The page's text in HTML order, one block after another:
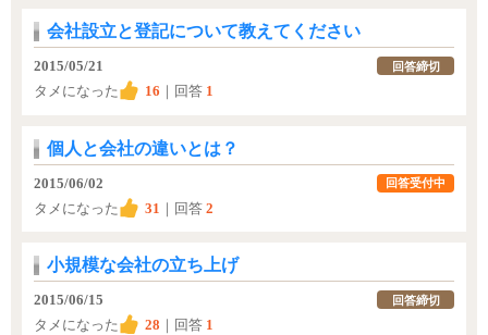
会社設立と登記について教えてください
2015/05/21
タメになった
16 ｜回答 1
回答締切
個人と会社の違いとは？
2015/06/02
タメになった
31 ｜回答 2
回答受付中
小規模な会社の立ち上げ
2015/06/15
タメになった
28 ｜回答 1
回答締切